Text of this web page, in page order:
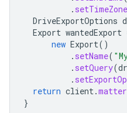
. setTimeZone
DriveExportOptions
Export wantedExport
new Export()
. setName(
. setQuery(
.
return client.
}